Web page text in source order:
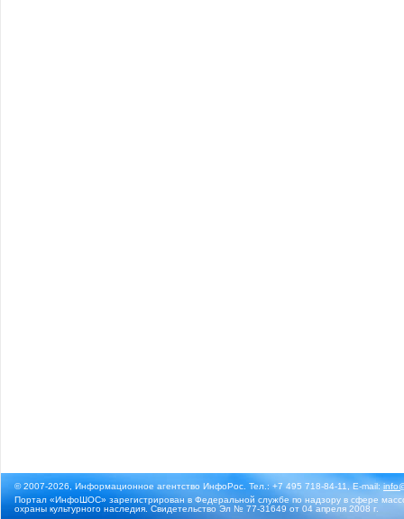
© 2007-2026, Информационное агентство ИнфоРос. Тел.: +7 495 718-84-11, E-mail:
Портал «ИнфоШОС» зарегистрирован в Федеральной службе по надзору в сфере
охраны культурного наследия. Свидетельство Эл № 77-31649 от 04 апреля 2008 г.